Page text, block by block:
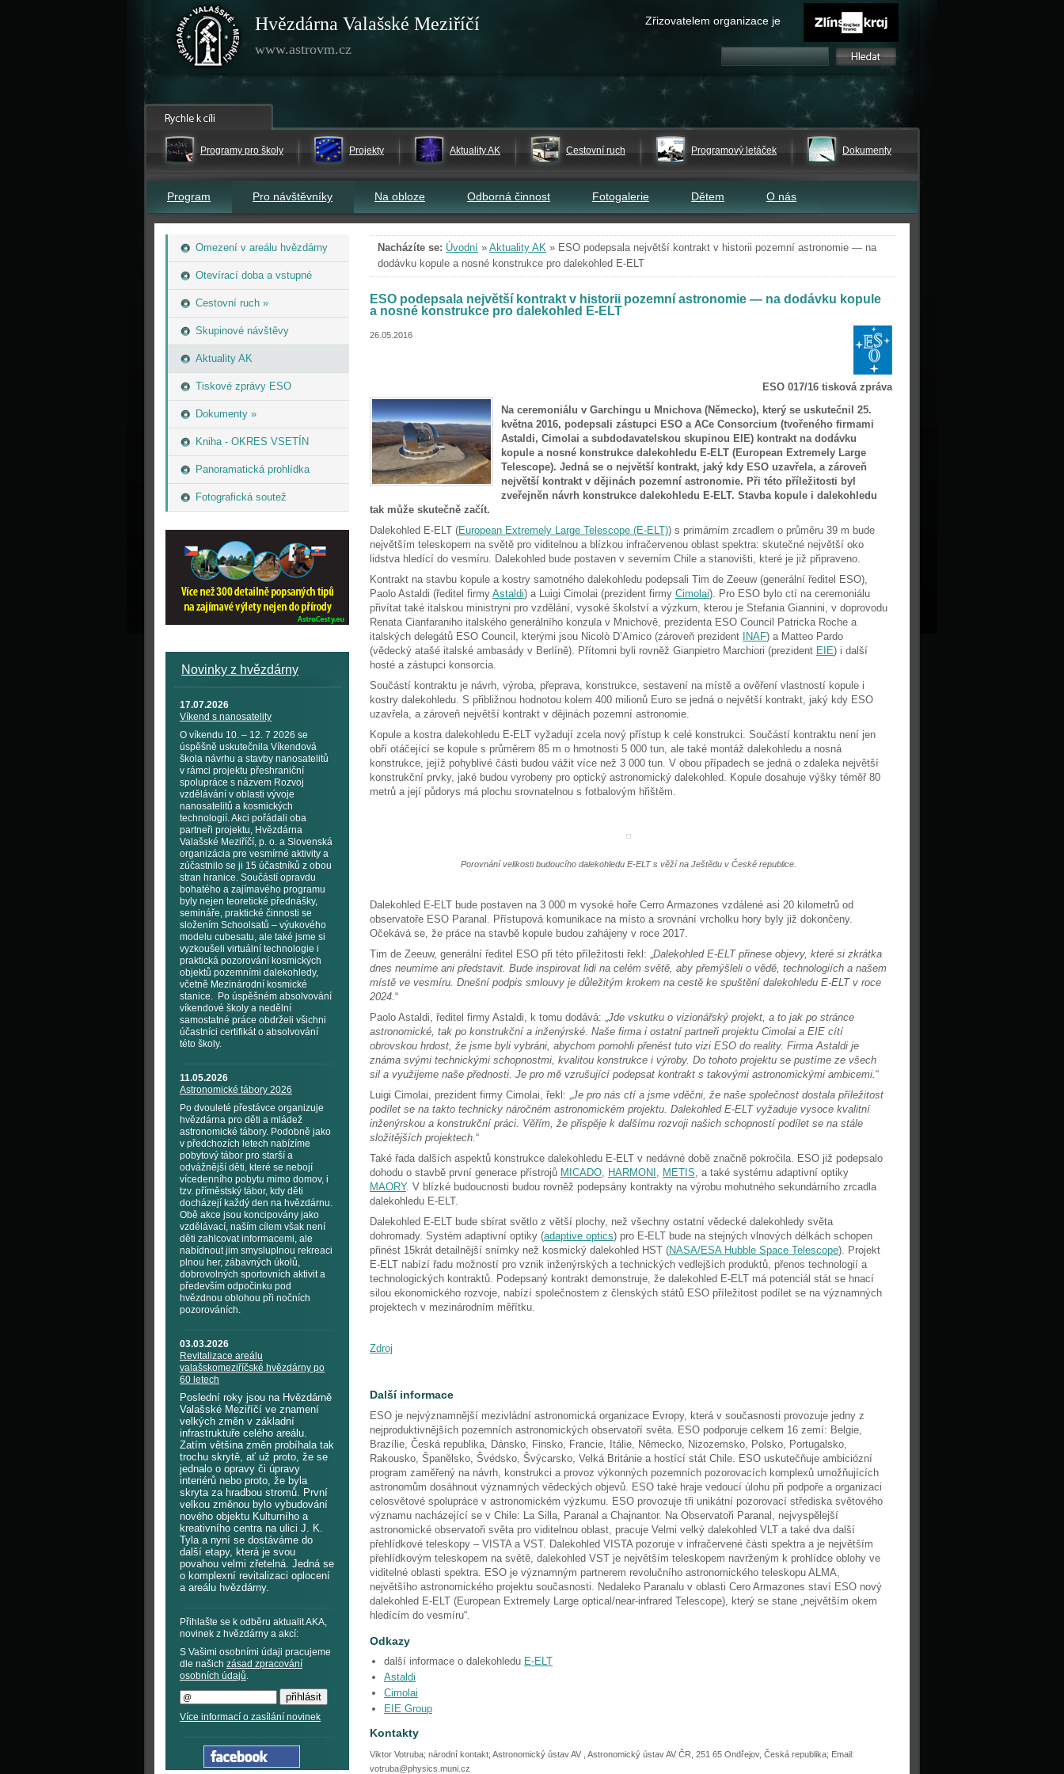
Hvězdárna Valašské Meziříčí
www.astrovm.cz
Zřizovatelem organizace je
Programy pro školy Projekty Aktuality AK Cestovní ruch Programový letáček Dokumenty
Program Pro návštěvníky Na obloze Odborná činnost Fotogalerie Dětem O nás
Omezení v areálu hvězdárny
Otevírací doba a vstupné
Cestovní ruch »
Skupinové návštěvy
Aktuality AK
Tiskové zprávy ESO
Dokumenty »
Kniha - OKRES VSETÍN
Panoramatická prohlídka
Fotografická soutež
Novinky z hvězdárny
17.07.2026
Víkend s nanosatelity
O víkendu 10. – 12. 7 2026 se
úspěšně uskutečnila Víkendová
škola návrhu a stavby nanosatelitů
v rámci projektu přeshraniční
spolupráce s názvem Rozvoj
vzdělávání v oblasti vývoje
nanosatelitů a kosmických
technologií. Akci pořádali oba
partneři projektu, Hvězdárna
Valašské Meziříčí, p. o. a Slovenská
organizácia pre vesmírné aktivity a
zúčastnilo se ji 15 účastníků z obou
stran hranice. Součástí opravdu
bohatého a zajímavého programu
byly nejen teoretické přednášky,
semináře, praktické činnosti se
složením Schoolsatů – výukového
modelu cubesatu, ale také jsme si
vyzkoušeli virtuální technologie i
praktická pozorování kosmických
objektů pozemními dalekohledy,
včetně Mezinárodní kosmické
stanice. Po úspěšném absolvování
víkendové školy a nedělní
samostatné práce obdrželi všichni
účastníci certifikát o absolvování
této školy.
11.05.2026
Astronomické tábory 2026
Po dvouleté přestávce organizuje
hvězdárna pro děti a mládež
astronomické tábory. Podobně jako
v předchozích letech nabízíme
pobytový tábor pro starší a
odvážnější děti, které se nebojí
vícedenního pobytu mimo domov, i
tzv. příměstský tábor, kdy děti
docházejí každý den na hvězdárnu.
Obě akce jsou koncipovány jako
vzdělávací, naším cílem však není
děti zahlcovat informacemi, ale
nabídnout jim smysluplnou rekreaci
plnou her, zábavných úkolů,
dobrovolných sportovních aktivit a
především odpočinku pod
hvězdnou oblohou při nočních
pozorováních.
03.03.2026
Revitalizace areálu
valašskomeziříčské hvězdárny po
60 letech
Poslední roky jsou na Hvězdárně
Valašské Meziříčí ve znamení
velkých změn v základní
infrastruktuře celého areálu.
Zatím většina změn probíhala tak
trochu skrytě, ať už proto, že se
jednalo o opravy či úpravy
interiérů nebo proto, že byla
skryta za hradbou stromů. První
velkou změnou bylo vybudování
nového objektu Kulturního a
kreativního centra na ulici J. K.
Tyla a nyní se dostáváme do
další etapy, která je svou
povahou velmi zřetelná. Jedná se
o komplexní revitalizaci oplocení
a areálu hvězdárny.
Přihlašte se k odběru aktualit AKA,
novinek z hvězdárny a akcí:
S Vašimi osobními údaji pracujeme
dle našich zásad zpracování
osobních údajů.
Více informací o zasílání novinek
Nacházíte se: Úvodní » Aktuality AK » ESO podepsala největší kontrakt v historii pozemní astronomie — na
dodávku kopule a nosné konstrukce pro dalekohled E-ELT
ESO podepsala největší kontrakt v historii pozemní astronomie — na dodávku kopule
a nosné konstrukce pro dalekohled E-ELT
26.05.2016
ESO 017/16 tisková zpráva
Na ceremoniálu v Garchingu u Mnichova (Německo), který se uskutečnil 25.
května 2016, podepsali zástupci ESO a ACe Consorcium (tvořeného firmami
Astaldi, Cimolai a subdodavatelskou skupinou EIE) kontrakt na dodávku
kopule a nosné konstrukce dalekohledu E-ELT (European Extremely Large
Telescope). Jedná se o největší kontrakt, jaký kdy ESO uzavřela, a zároveň
největší kontrakt v dějinách pozemní astronomie. Při této příležitosti byl
zveřejněn návrh konstrukce dalekohledu E-ELT. Stavba kopule i dalekohledu
tak může skutečně začít.
Dalekohled E-ELT (European Extremely Large Telescope (E-ELT)) s primárním zrcadlem o průměru 39 m bude
největším teleskopem na světě pro viditelnou a blízkou infračervenou oblast spektra: skutečné největší oko
lidstva hledící do vesmíru. Dalekohled bude postaven v severním Chile a stanovišti, které je již připraveno.
Kontrakt na stavbu kopule a kostry samotného dalekohledu podepsali Tim de Zeeuw (generální ředitel ESO),
Paolo Astaldi (ředitel firmy Astaldi) a Luigi Cimolai (prezident firmy Cimolai). Pro ESO bylo ctí na ceremoniálu
přivítat také italskou ministryni pro vzdělání, vysoké školství a výzkum, kterou je Stefania Giannini, v doprovodu
Renata Cianfaraniho italského generálního konzula v Mnichově, prezidenta ESO Council Patricka Roche a
italských delegátů ESO Council, kterými jsou Nicolò D’Amico (zároveň prezident
INAF) a Matteo Pardo
(vědecký atašé italské ambasády v Berlíně). Přítomni byli rovněž Gianpietro Marchiori (prezident EIE) i další
hosté a zástupci konsorcia.
Součástí kontraktu je návrh, výroba, přeprava, konstrukce, sestavení na místě a ověření vlastností kopule i
kostry dalekohledu. S přibližnou hodnotou kolem 400 milionů Euro se jedná o největší kontrakt, jaký kdy ESO
uzavřela, a zároveň největší kontrakt v dějinách pozemní astronomie.
Kopule a kostra dalekohledu E-ELT vyžadují zcela nový přístup k celé konstrukci. Součástí kontraktu není jen
obří otáčející se kopule s průměrem 85 m o hmotnosti 5 000 tun, ale také montáž dalekohledu a nosná
konstrukce, jejíž pohyblivé části budou vážit více než 3 000 tun. V obou případech se jedná o zdaleka největší
konstrukční prvky, jaké budou vyrobeny pro optický astronomický dalekohled. Kopule dosahuje výšky téměř 80
metrů a její půdorys má plochu srovnatelnou s fotbalovým hřištěm.
Porovnání velikosti budoucího dalekohledu E-ELT s věží na Ještědu v České republice.
Dalekohled E-ELT bude postaven na 3 000 m vysoké hoře Cerro Armazones vzdálené asi 20 kilometrů od
observatoře ESO Paranal. Přístupová komunikace na místo a srovnání vrcholku hory byly již dokončeny.
Očekává se, že práce na stavbě kopule budou zahájeny v roce 2017.
Tim de Zeeuw, generální ředitel ESO při této příležitosti řekl: „Dalekohled E-ELT přinese objevy, které si zkrátka
dnes neumíme ani představit. Bude inspirovat lidi na celém světě, aby přemýšleli o vědě, technologiích a našem
místě ve vesmíru. Dnešní podpis smlouvy je důležitým krokem na cestě ke spuštění dalekohledu E-ELT v roce
2024.“
Paolo Astaldi, ředitel firmy Astaldi, k tomu dodává: „Jde vskutku o vizionářský projekt, a to jak po stránce
astronomické, tak po konstrukční a inženýrské. Naše firma i ostatní partneři projektu Cimolai a EIE cítí
obrovskou hrdost, že jsme byli vybráni, abychom pomohli přenést tuto vizi ESO do reality. Firma Astaldi je
známa svými technickými schopnostmi, kvalitou konstrukce i výroby. Do tohoto projektu se pustíme ze všech
sil a využijeme naše přednosti. Je pro mě vzrušující podepsat kontrakt s takovými astronomickými ambicemi.“
Luigi Cimolai, prezident firmy Cimolai, řekl: „Je pro nás ctí a jsme vděčni, že naše společnost dostala příležitost
podílet se na takto technicky náročném astronomickém projektu. Dalekohled E-ELT vyžaduje vysoce kvalitní
inženýrskou a konstrukční práci. Věřím, že přispěje k dalšímu rozvoji našich schopností podílet se na stále
složitějších projektech.“
Také řada dalších aspektů konstrukce dalekohledu E-ELT v nedávné době značně pokročila. ESO již podepsalo
dohodu o stavbě první generace přístrojů MICADO, HARMONI , METIS, a také systému adaptivní optiky
MAORY. V blízké budoucnosti budou rovněž podepsány kontrakty na výrobu mohutného sekundárního zrcadla
dalekohledu E-ELT.
Dalekohled E-ELT bude sbírat světlo z větší plochy, než všechny ostatní vědecké dalekohledy světa
dohromady. Systém adaptivní optiky (adaptive optics) pro E-ELT bude na stejných vlnových délkách schopen
přinést 15krát detailnější snímky než kosmický dalekohled HST (NASA/ESA Hubble Space Telescope). Projekt
E-ELT nabízí řadu možností pro vznik inženýrských a technických vedlejších produktů, přenos technologií a
technologických kontraktů. Podepsaný kontrakt demonstruje, že dalekohled E-ELT má potenciál stát se hnací
silou ekonomického rozvoje, nabízí společnostem z členských států ESO příležitost podílet se na významných
projektech v mezinárodním měřítku.
Zdroj
Další informace
ESO je nejvýznamnější mezivládní astronomická organizace Evropy, která v současnosti provozuje jedny z
nejproduktivnějších pozemních astronomických observatoří světa. ESO podporuje celkem 16 zemí: Belgie,
Brazílie, Česká republika, Dánsko, Finsko, Francie, Itálie, Německo, Nizozemsko, Polsko, Portugalsko,
Rakousko, Španělsko, Švédsko, Švýcarsko, Velká Británie a hostící stát Chile. ESO uskutečňuje ambiciózní
program zaměřený na návrh, konstrukci a provoz výkonných pozemních pozorovacích komplexů umožňujících
astronomům dosáhnout významných vědeckých objevů. ESO také hraje vedoucí úlohu při podpoře a organizaci
celosvětové spolupráce v astronomickém výzkumu. ESO provozuje tři unikátní pozorovací střediska světového
významu nacházející se v Chile: La Silla, Paranal a Chajnantor. Na Observatoři Paranal, nejvyspělejší
astronomické observatoři světa pro viditelnou oblast, pracuje Velmi velký dalekohled VLT a také dva další
přehlídkové teleskopy – VISTA a VST. Dalekohled VISTA pozoruje v infračervené části spektra a je největším
přehlídkovým teleskopem na světě, dalekohled VST je největším teleskopem navrženým k prohlídce oblohy ve
viditelné oblasti spektra. ESO je významným partnerem revolučního astronomického teleskopu ALMA,
největšího astronomického projektu současnosti. Nedaleko Paranalu v oblasti Cero Armazones staví ESO nový
dalekohled E-ELT (European Extremely Large optical/near-infrared Telescope), který se stane „největším okem
hledícím do vesmíru“.
Odkazy
další informace o dalekohledu E-ELT
Astaldi
Cimolai
EIE Group
Kontakty
Viktor Votruba; národní kontakt; Astronomický ústav AV , Astronomický ústav AV ČR, 251 65 Ondřejov, Česká republika; Email:
votruba@physics.muni.cz